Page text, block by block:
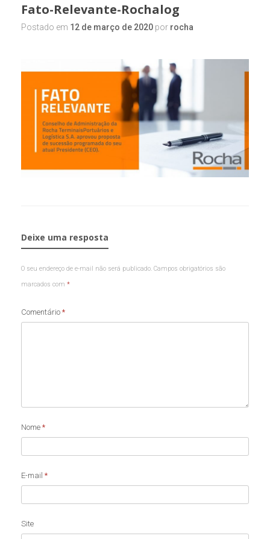
Fato-Relevante-Rochalog
Postado em 12 de março de 2020 por rocha
Deixe uma resposta
O seu endereço de e-mail não será publicado. Campos obrigatórios são
marcados com *
Comentário *
Nome *
E-mail *
Site